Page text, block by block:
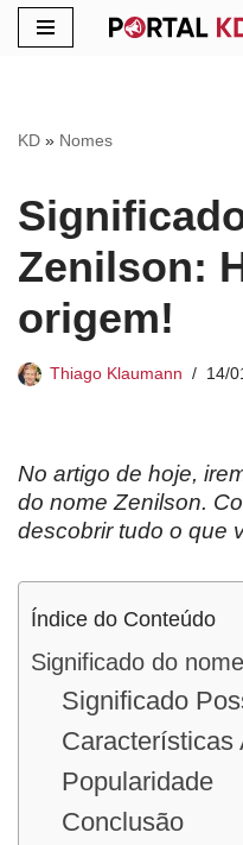
conteúdo
KD » Nomes
Zenilson:
origem!
Thiago Klaumann 14/
No artigo de hoje,
do nome Zenilson.
descobrir tudo o que
Índice do Conteúdo
Significado do
Significado
Características
Popularidade
Conclusão